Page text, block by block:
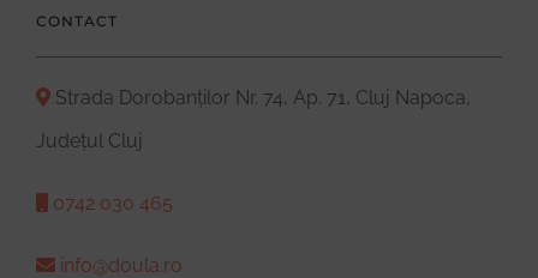
CONTACT
Strada Dorobanților Nr. 74, Ap. 71, Cluj Napoca,
Județul Cluj
0742 030 465
info@doula.ro